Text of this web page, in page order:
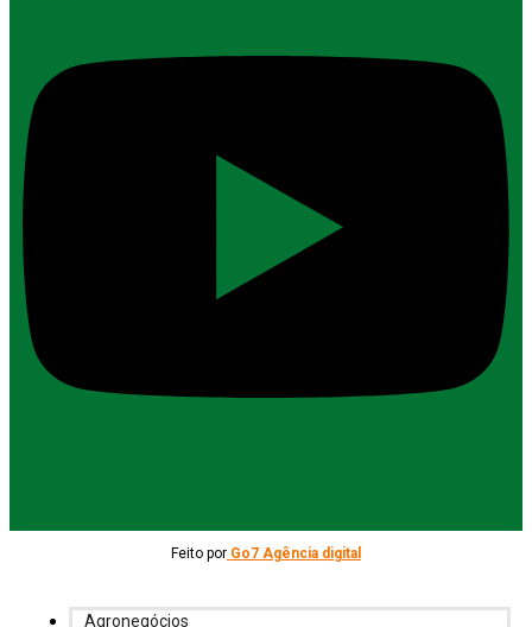
Feito por Go7 Agência digital
Agronegócios